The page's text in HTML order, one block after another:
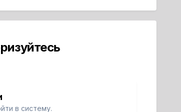
в систему.